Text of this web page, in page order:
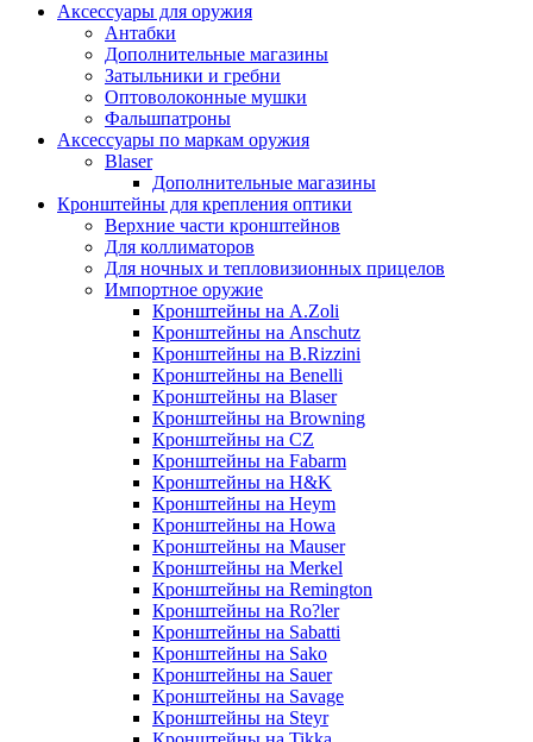
Аксессуары для оружия
Антабки
Дополнительные магазины
Затыльники и гребни
Оптоволоконные мушки
Фальшпатроны
Аксессуары по маркам оружия
Blaser
Дополнительные магазины
Кронштейны для крепления оптики
Верхние части кронштейнов
Для коллиматоров
Для ночных и тепловизионных прицелов
Импортное оружие
Кронштейны на A.Zoli
Кронштейны на Anschutz
Кронштейны на B.Rizzini
Кронштейны на Benelli
Кронштейны на Blaser
Кронштейны на Browning
Кронштейны на CZ
Кронштейны на Fabarm
Кронштейны на H&K
Кронштейны на Heym
Кронштейны на Howa
Кронштейны на Mauser
Кронштейны на Merkel
Кронштейны на Remington
Кронштейны на Ro?ler
Кронштейны на Sabatti
Кронштейны на Sako
Кронштейны на Sauer
Кронштейны на Savage
Кронштейны на Steyr